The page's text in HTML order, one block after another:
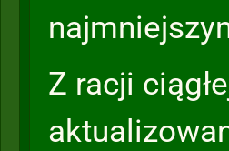
Z racji